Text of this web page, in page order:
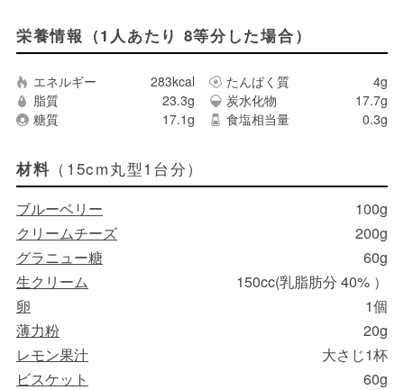
栄養情報（1人あたり 8等分した場合）
エネルギー 283kcal たんぱく質
4g
脂質
23.3g 炭水化物
17.7g
糖質
17.1g 食塩相当量 0.3g
材料 （15cm丸型1台分）
ブルーベリー
100g
クリームチーズ
200g
グラニュー糖
60g
生クリーム
150cc(乳脂肪分 40% ）
卵
1個
薄力粉
20g
レモン果汁
大さじ1杯
ビスケット
60g